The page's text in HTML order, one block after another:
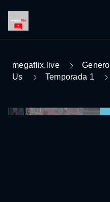
megaflix.live Genero
Us
Temporada 1